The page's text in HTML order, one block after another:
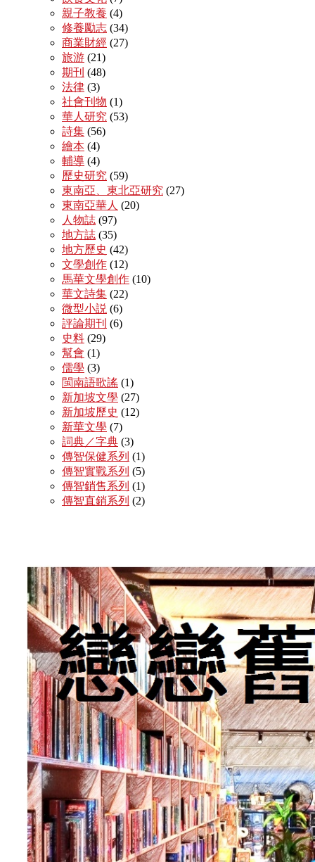
親子教養 (4)
修養勵志 (34)
商業財經 (27)
旅游 (21)
期刊 (48)
法律 (3)
社會刊物 (1)
華人研究 (53)
詩集 (56)
繪本 (4)
輔導 (4)
歷史研究 (59)
東南亞、東北亞研究 (27)
東南亞華人 (20)
人物誌 (97)
地方誌 (35)
地方歷史 (42)
文學創作 (12)
馬華文學創作 (10)
華文詩集 (22)
微型小説 (6)
評論期刊 (6)
史料 (29)
幫會 (1)
儒學 (3)
閩南語歌謠 (1)
新加坡文學 (27)
新加坡歷史 (12)
新華文學 (7)
詞典／字典 (3)
傳智保健系列 (1)
傳智實戰系列 (5)
傳智銷售系列 (1)
傳智直銷系列 (2)